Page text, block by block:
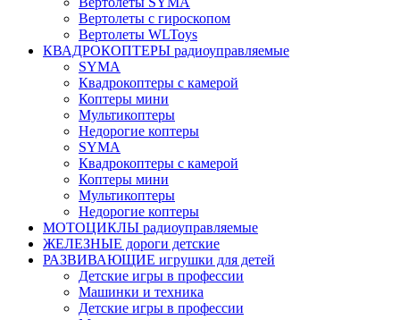
Вертолеты с гироскопом
Вертолеты WLToys
КВАДРОКОПТЕРЫ радиоуправляемые
SYMA
Квадрокоптеры с камерой
Коптеры мини
Мультикоптеры
Недорогие коптеры
SYMA
Квадрокоптеры с камерой
Коптеры мини
Мультикоптеры
Недорогие коптеры
МОТОЦИКЛЫ радиоуправляемые
ЖЕЛЕЗНЫЕ дороги детские
РАЗВИВАЮЩИЕ игрушки для детей
Детские игры в профессии
Машинки и техника
Детские игры в профессии